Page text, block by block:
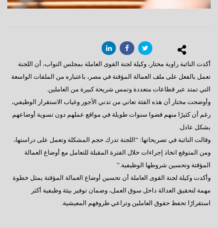
أكدت النائبة راوية مختار، وكيلة لجنة القوى العاملة بمجلس النواب، أن اللجنة
تعمل بالفعل على ملف العمالة المؤقتة في مصر، باعتباره من الملفات الواسعة
التي تمتد عبر قطاعات متعددة وتمس شريحة كبيرة من العاملين.
وأوضحت مختار أن هذه الفئة تعاني من تدني الأجور وغياب الاستقرار الوظيفي،
رغم أن كثيرًا منهم قضوا سنوات طويلة في مواقع عملهم دون تسوية أوضاعهم
بشكل عادل.
وقالت النائبة في تصريحاتها: “اللجنة تدرك حجم المشكلة وتعمل على دراستها،
ومن المتوقع اتخاذ إجراءات خلال الفترة المقبلة للتعامل مع أوضاع العمالة
المؤقتة وتحسين شروطها الوظيفية.”
وأكدت وكيلة لجنة القوى العاملة أن تحسين أوضاع العمالة المؤقتة يمثل خطوة
مهمة لتحقيق العدالة داخل سوق العمل، وضمان توفير بيئة وظيفية أكثر
استقرارًا تحفظ حقوق العاملين وتراعي ظروفهم المعيشية.